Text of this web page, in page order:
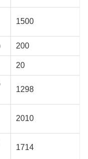
1500
200
20
1298
2010
1714